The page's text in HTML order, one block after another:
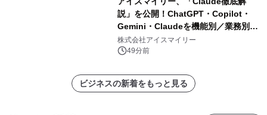
説」を公開！ChatGPT・Copilot・
Gemini・Claudeを機能別／業務別に
比較―自社に合う生成AIの選び方がわ
かる実践ガイド
株式会社アイスマイリー
49分前
ビジネスの新着をもっと見る